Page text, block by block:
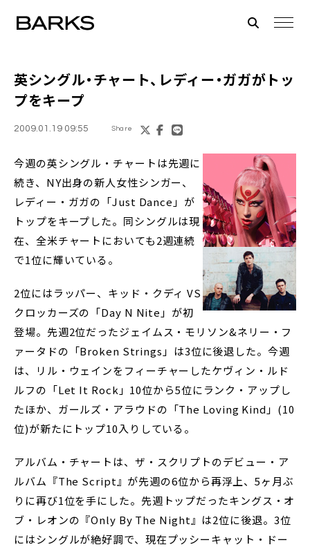
英シングル・チャート、レディー・ガガがトッ
プをキープ
2009.01.19 09:55 Share
今週の英シングル・チャートは先週に
続き、NY出身の新人女性シンガー、
レディー・ガガの「Just Dance」が
トップをキープした。同シングルは現
在、全米チャートにおいても2週連続
で1位に輝いている。
2位にはラッパー、キッド・クディ VS
クロッカーズの「Day N Nite」が初
登場。先週2位だったジェイムス・モリソン&ネリー・フ
ァータドの「Broken Strings」は3位に後退した。今週
は、リル・ウェインをフィーチャーしたケヴィン・ルド
ルフの「Let It Rock」10位から5位にランク・アップし
たほか、ガールズ・アラウドの「The Loving Kind」(10
位)が新たにトップ10入りしている。
アルバム・チャートは、ザ・スクリプトのデビュー・ア
ルバム『The Script』が先週の6位から再浮上、5ヶ月ぶ
りに再び1位を手にした。先週トップだったキングス・オ
ブ・レオンの『Only By The Night』は2位に後退。3位
にはシングルが絶好調で、現在プッシーキャット・ドー